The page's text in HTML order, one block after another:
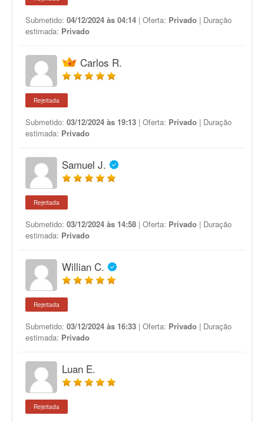
Submetido: 04/12/2024 às 04:14 | Oferta: Privado | Duração
estimada: Privado
Carlos R.
Rejeitada
Submetido: 03/12/2024 às 19:13 | Oferta: Privado | Duração
estimada: Privado
Samuel J.
Rejeitada
Submetido: 03/12/2024 às 14:58 | Oferta: Privado | Duração
estimada: Privado
Willian C.
Rejeitada
Submetido: 03/12/2024 às 16:33 | Oferta: Privado | Duração
estimada: Privado
Luan E.
Rejeitada